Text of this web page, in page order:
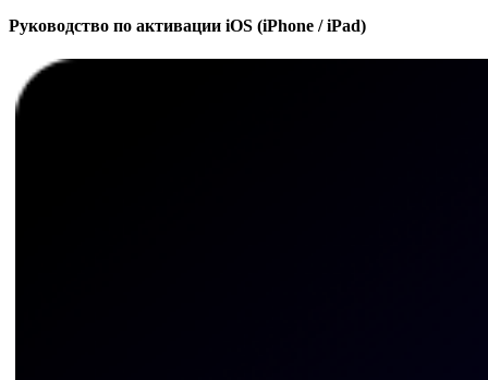
Руководство по активации iOS (iPhone / iPad)